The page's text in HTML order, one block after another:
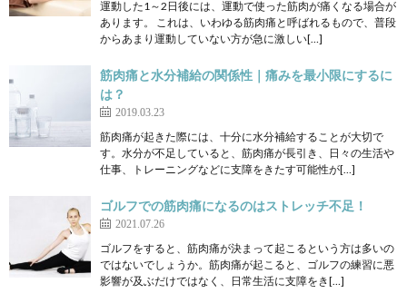
運動した1～2日後には、運動で使った筋肉が痛くなる場合が
あります。 これは、いわゆる筋肉痛と呼ばれるもので、普段
からあまり運動していない方が急に激しい[…]
筋肉痛と水分補給の関係性｜痛みを最小限にするに
は？
2019.03.23
筋肉痛が起きた際には、十分に水分補給することが大切で
す。水分が不足していると、筋肉痛が長引き、日々の生活や
仕事、トレーニングなどに支障をきたす可能性が[…]
ゴルフでの筋肉痛になるのはストレッチ不足！
2021.07.26
ゴルフをすると、筋肉痛が決まって起こるという方は多いの
ではないでしょうか。筋肉痛が起こると、ゴルフの練習に悪
影響が及ぶだけではなく、日常生活に支障をき[…]